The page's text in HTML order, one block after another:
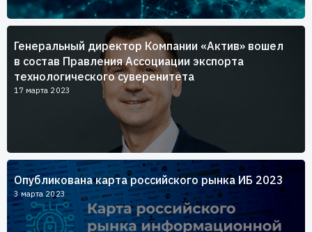
Генеральный директор Компании «Актив» вошел
в состав Правления Ассоциации экспорта
технологического суверенитета
17 марта 2023
Опубликована карта российского рынка ИБ 2023
3 марта 2023